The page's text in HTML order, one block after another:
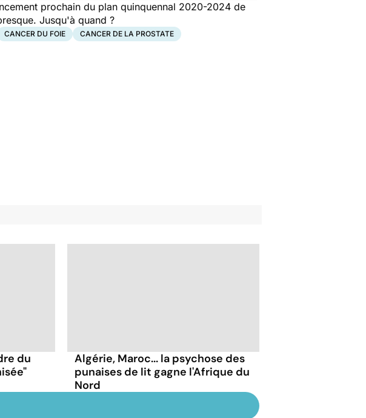
prochain du plan quinquennal 2020-2024 de
Jusqu'à quand ?
CANCER DU FOIE
CANCER DE LA PROSTATE
du
Algérie, Maroc... la psychose des
punaises de lit gagne l'Afrique du
Nord